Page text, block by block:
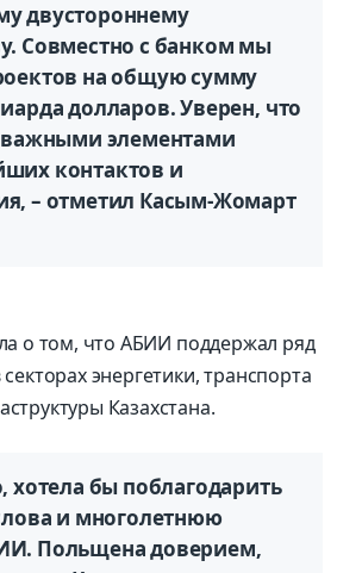
двустороннему
Совместно с банком мы
на общую сумму
долларов. Уверен, что
важными элементами
контактов и
– отметил Касым-Жомарт
о том, что АБИИ поддержал ряд
энергетики, транспорта
Казахстана.
хотела бы поблагодарить
и многолетнюю
Польщена доверием,